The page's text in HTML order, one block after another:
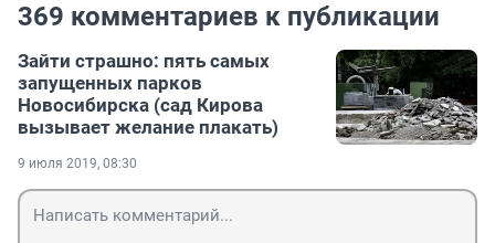
369 комментариев к публикации
Зайти страшно: пять самых
запущенных парков
Новосибирска (сад Кирова
вызывает желание плакать)
9 июля 2019, 08:30